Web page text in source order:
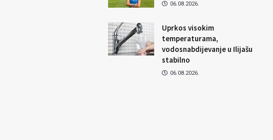
06.08.2026.
Uprkos visokim
temperaturama,
vodosnabdijevanje u Ilijašu
stabilno
06.08.2026.